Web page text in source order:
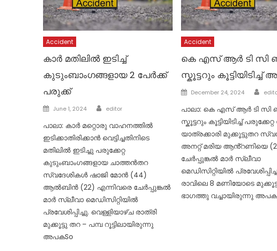
Accident
കാർ മതിലിൽ ഇടിച്ച്
കുടുംബാംഗങ്ങളായ 2 പേർക്ക്
പരുക്ക്
Posted
June 1, 2024 Author
editor
പാലാ: കാർ മറ്റൊരു വാഹനത്തിൽ
ഇടിക്കാതിരിക്കാൻ വെട്ടിച്ചതിനിടെ
മതിലിൽ ഇടിച്ചു പരുക്കേറ്റ
കുടുംബാംഗങ്ങളായ ചാത്തൻതറ
സ്വദേശികൾ ഷാജി മോൻ (44)
ആൽബിൻ (22) എന്നിവരെ ചേർപ്പുങ്കൽ
മാർ സ്ലീവാ മെഡിസിറ്റിയിൽ
പ്രവേശിപ്പിച്ചു. വെള്ളിയാഴ്ച രാത്രി
മുക്കൂട്ടു തറ – പമ്പ റൂട്ടിലായിരുന്നു
അപകSo
Accident
കെ എസ് ആർ ടി സി
സ്കൂട്ടറും കൂട്ടിയിടിച്ച്
Posted
December 24, 2024
പാലാ: കെ എസ് ആർ ടി
സ്കൂട്ടറും കൂട്ടിയിടിച്ച് പരുക്കേറ്റ
യാത്രക്കാരി മുക്കൂട്ടുതറ
അനറ്റ് മരിയ ആൻ്റണിയെ
ചേർപ്പുങ്കൽ മാർ സ്ലീവാ
മെഡിസിറ്റിയിൽ
രാവിലെ 8 മണിയോടെ
ഭാഗത്തു വച്ചായിരുന്നു